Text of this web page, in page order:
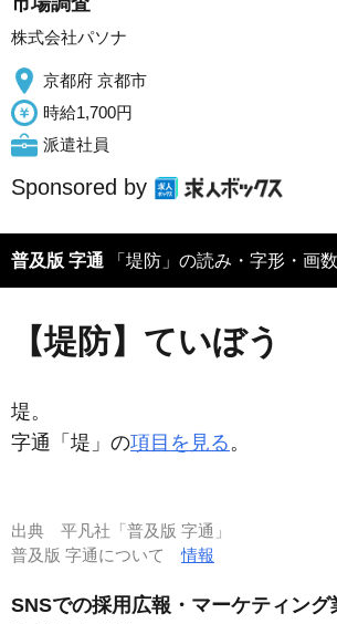
株式会社パソナ
京都府 京都市
時給1,700円
派遣社員
Sponsored by
普及版 字通 「堤防」の読み・字形・画
【堤防】ていぼう
堤。
字通「堤」の項目を見る。
出典 平凡社「普及版 字通」
普及版 字通について情報
SNSでの採用広報・マーケティン